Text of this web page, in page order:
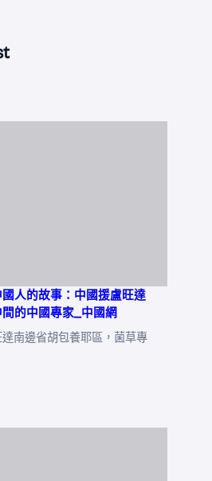
人的故事：中國援盧旺達
的中國專家_中國網
達南邊省胡包養耶區，菌草專